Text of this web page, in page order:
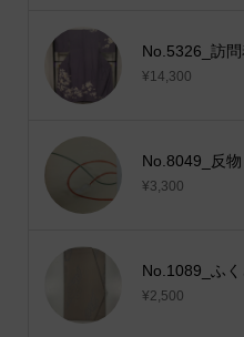
No.5326_訪
¥14,300
No.8049_反
¥3,300
No.1089_ふく
¥2,500